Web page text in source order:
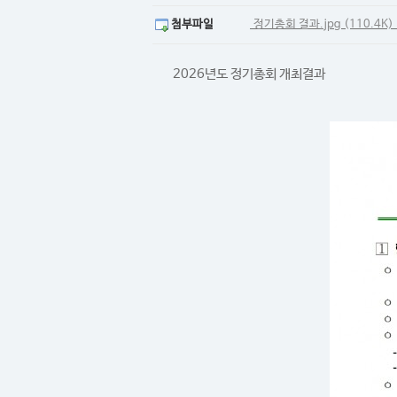
첨부파일 정기총회 결과.jpg (110.4K)
2026년도 정기총회 개최결과